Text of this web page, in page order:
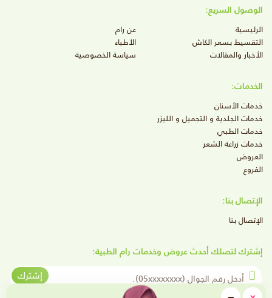
الوصول السريع:
الرئيسية
عن رام
التقسيط بسعر الكاش
الأطباء
الأخبار والمقالات
سياسة الخصوصية
الخدمات:
خدمات الأسنان
خدمات الجلدية و التجميل و الليزر
خدمات الطبي
خدمات زراعة الشعر
العروض
الفروع
الإتصال بنا:
الإتصال بنا
إشترك لتصلك أحدث عروض وخدمات رام الطبية:
أدخل رقم الجوال
إشترك